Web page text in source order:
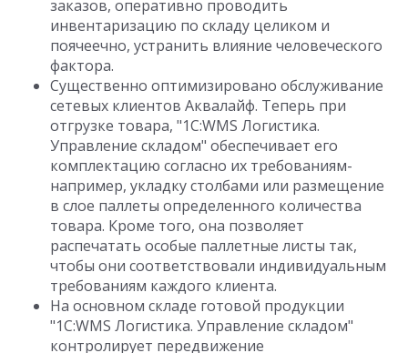
заказов, оперативно проводить
инвентаризацию по складу целиком и
поячеечно, устранить влияние человеческого
фактора.
Существенно оптимизировано обслуживание
сетевых клиентов Аквалайф. Теперь при
отгрузке товара, "1С:WMS Логистика.
Управление складом" обеспечивает его
комплектацию согласно их требованиям-
например, укладку столбами или размещение
в слое паллеты определенного количества
товара. Кроме того, она позволяет
распечатать особые паллетные листы так,
чтобы они соответствовали индивидуальным
требованиям каждого клиента.
На основном складе готовой продукции
"1С:WMS Логистика. Управление складом"
контролирует передвижение